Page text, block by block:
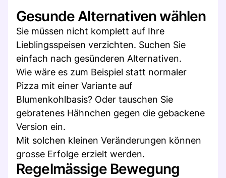
Gesunde Alternativen wählen
Sie müssen nicht komplett auf Ihre
Lieblingsspeisen verzichten. Suchen Sie
einfach nach gesünderen Alternativen.
Wie wäre es zum Beispiel statt normaler
Pizza mit einer Variante auf
Blumenkohlbasis? Oder tauschen Sie
gebratenes Hähnchen gegen die gebackene
Version ein.
Mit solchen kleinen Veränderungen können
grosse Erfolge erzielt werden.
Regelmässige Bewegung